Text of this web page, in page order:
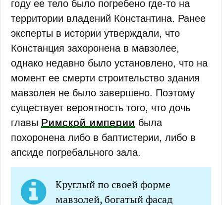
году ее тело было погребено где-то на
территории владений Константина. Ранее
эксперты в истории утверждали, что
Констанция захоронена в мавзолее,
однако недавно было установлено, что на
момент ее смерти строительство здания
мавзолея не было завершено. Поэтому
существует вероятность того, что дочь
главы Римской империи была
похоронена либо в баптистерии, либо в
апсиде погребального зала.
Круглый по своей форме
мавзолей, богатый фасад